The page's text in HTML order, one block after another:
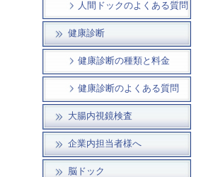
人間ドックのよくある質問
健康診断
健康診断の種類と料金
健康診断のよくある質問
大腸内視鏡検査
企業内担当者様へ
脳ドック